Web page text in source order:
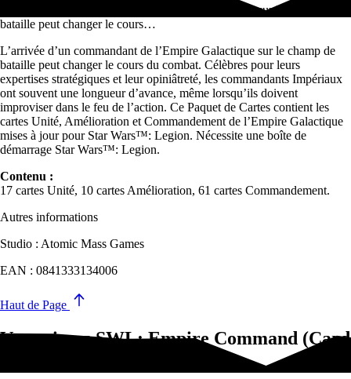
L’arrivée d’un commandant de l’Empire Galactique sur le champ de
bataille peut changer le cours…
L’arrivée d’un commandant de l’Empire Galactique sur le champ de
bataille peut changer le cours du combat. Célèbres pour leurs
expertises stratégiques et leur opiniâtreté, les commandants Impériaux
ont souvent une longueur d’avance, même lorsqu’ils doivent
improviser dans le feu de l’action. Ce Paquet de Cartes contient les
cartes Unité, Amélioration et Commandement de l’Empire Galactique
mises à jour pour Star Wars™: Legion. Nécessite une boîte de
démarrage Star Wars™: Legion.
Contenu :
17 cartes Unité, 10 cartes Amélioration, 61 cartes Commandement.
Autres informations
Studio : Atomic Mass Games
EAN : 0841333134006
Haut de Page
Vous aimez SWL: Empire Command (Card